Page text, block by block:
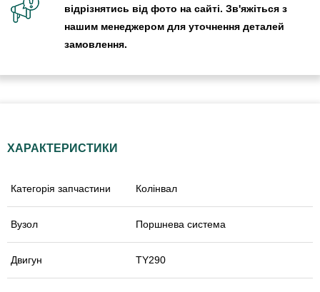
відрізнятись від фото на сайті. Зв'яжіться з
нашим менеджером для уточнення деталей
замовлення.
ХАРАКТЕРИСТИКИ
Категорія запчастини Колінвал
Вузол Поршнева система
Двигун TY290